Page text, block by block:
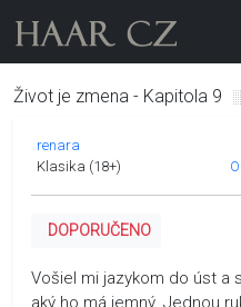
Život je zmena - Kapitola 9
renara
Klasika (18+)
DOPORUČENO
Vošiel mi jazykom do úst a
aký ho má jemný. Jednou